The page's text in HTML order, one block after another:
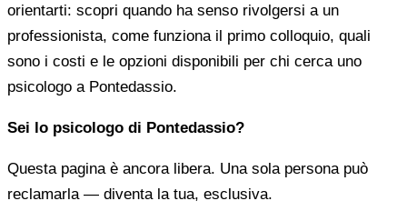
orientarti: scopri quando ha senso rivolgersi a un
professionista, come funziona il primo colloquio, quali
sono i costi e le opzioni disponibili per chi cerca uno
psicologo a Pontedassio.
Sei lo psicologo di Pontedassio?
Questa pagina è ancora libera. Una sola persona può
reclamarla — diventa la tua, esclusiva.